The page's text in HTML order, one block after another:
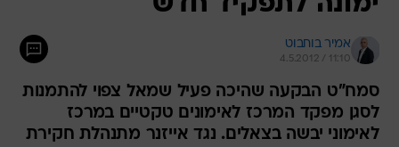
אמיר בוחבוט
4.5.2012 / 11:10
סמח"ט הבקעה שהיכה פעיל שמאל צפוי להתמנות
לסגן מפקד המרכז לאימונים טקטיים במרכז
לאימוני יבשה בצאלים. נגד אייזנר מתנהלת חקירת